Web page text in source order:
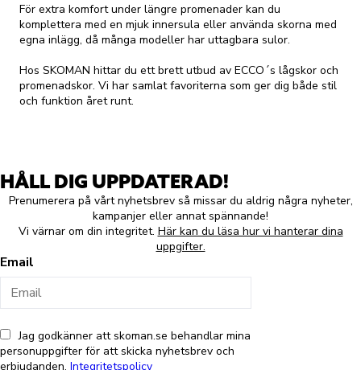
För extra komfort under längre promenader kan du
komplettera med en mjuk innersula eller använda skorna med
egna inlägg, då många modeller har uttagbara sulor.
Hos SKOMAN hittar du ett brett utbud av ECCO´s lågskor och
promenadskor. Vi har samlat favoriterna som ger dig både stil
och funktion året runt.
HÅLL DIG UPPDATERAD!
Prenumerera på vårt nyhetsbrev så missar du aldrig några nyheter,
kampanjer eller annat spännande!
Vi värnar om din integritet. Här kan du läsa hur vi hanterar dina
uppgifter.
Email
Jag godkänner att skoman.se behandlar mina
personuppgifter för att skicka nyhetsbrev och
erbjudanden. Integritetspolicy